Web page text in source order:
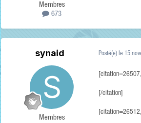
Membres
673
synaid
Membres
Posté(e) le 15
[/citation]